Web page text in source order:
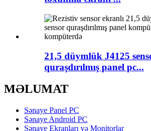
21,5 düymlük J4125
quraşdırılmış panel pc...
MƏLUMAT
Sənaye Panel PC
Sənaye Android PC
Sənaye Ekranları və Monitorlar